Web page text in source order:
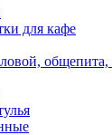
для кафе
общепита,